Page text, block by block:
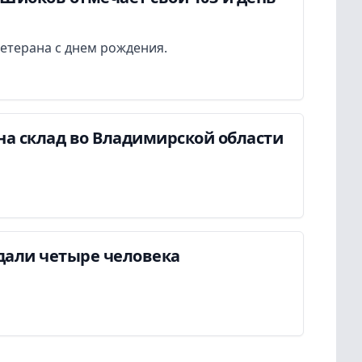
с днем рождения.
склад во Владимирской области
четыре человека